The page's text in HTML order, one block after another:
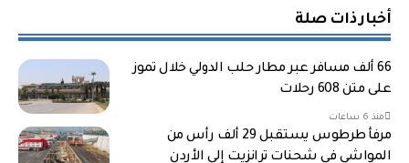
أخبار ذات صلة
66 ألف مسافر عبر مطار حلب الدولي خلال تموز
على متن 608 رحلات
منذ 6 ساعات
مرفأ طرطوس يستقبل 29 ألف رأس من
المواشي في شحنات ترانزيت إلى الأردن